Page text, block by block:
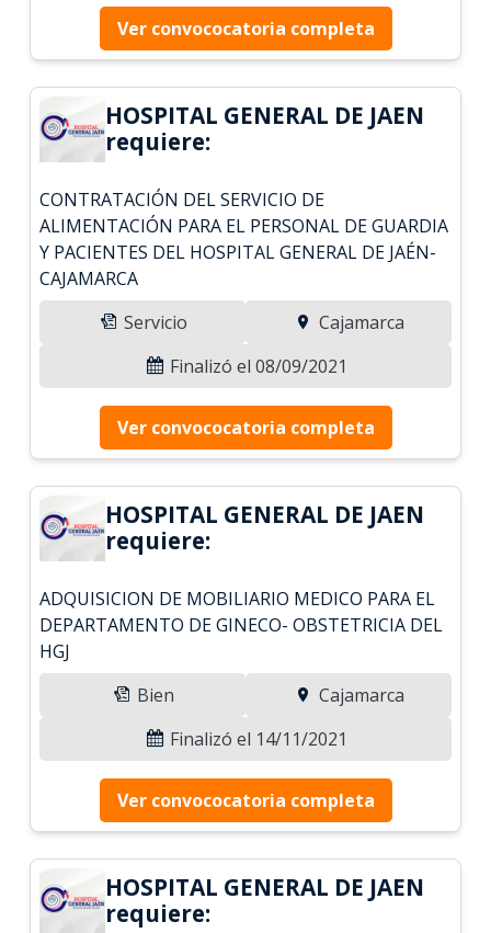
Ver convococatoria completa
HOSPITAL GENERAL DE JAEN
requiere:
CONTRATACIÓN DEL SERVICIO DE
ALIMENTACIÓN PARA EL PERSONAL DE GUARDIA
Y PACIENTES DEL HOSPITAL GENERAL DE JAÉN-
CAJAMARCA
Servicio
Cajamarca
Finalizó el 08/09/2021
Ver convococatoria completa
HOSPITAL GENERAL DE JAEN
requiere:
ADQUISICION DE MOBILIARIO MEDICO PARA EL
DEPARTAMENTO DE GINECO- OBSTETRICIA DEL
HGJ
Bien
Cajamarca
Finalizó el 14/11/2021
Ver convococatoria completa
HOSPITAL GENERAL DE JAEN
requiere: